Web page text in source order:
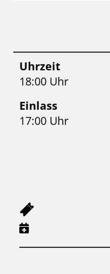
Uhrzeit
18:00 Uhr
Einlass
17:00 Uhr